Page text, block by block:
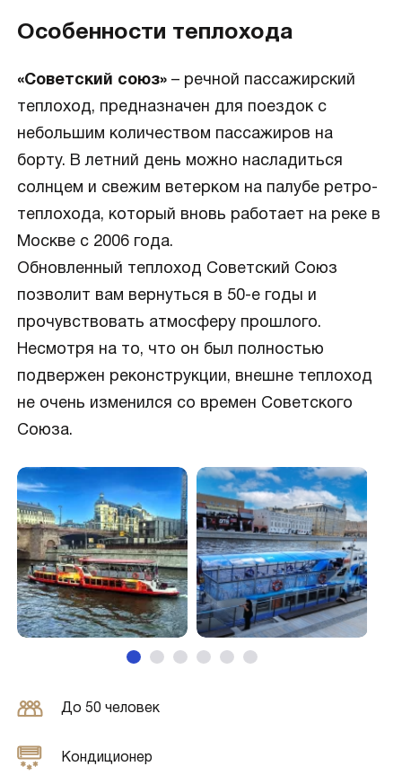
Особенности теплохода
«Советский союз»– речной пассажирский
теплоход, предназначен для поездок с
небольшим количеством пассажиров на
борту. В летний день можно насладиться
солнцем и свежим ветерком на палубе ретро-
теплохода, который вновь работает на реке в
Москве с 2006 года.
Обновленный теплоход Советский Союз
позволит вам вернуться в 50-е годы и
прочувствовать атмосферу прошлого.
Несмотря на то, что он был полностью
подвержен реконструкции, внешне теплоход
не очень изменился со времен Советского
Союза.
До 50 человек
Кондиционер